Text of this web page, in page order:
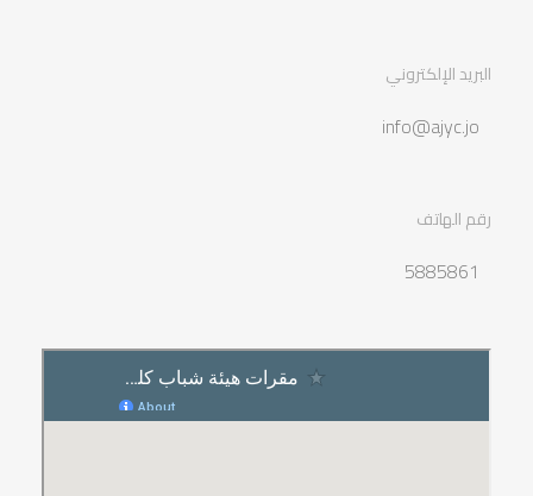
البريد الإلكتروني
info@ajyc.jo
رقم الهاتف
5885861